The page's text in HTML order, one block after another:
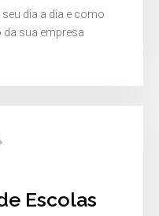
dia a dia e como
sua empresa
Escolas